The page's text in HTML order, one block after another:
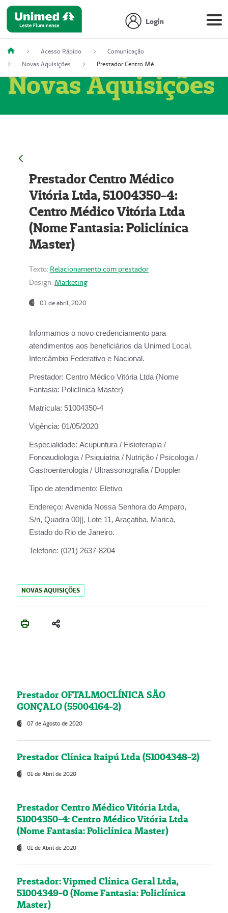
Login
Acesso Rápido
Comunicação
Novas Aquisições
Prestador Centro Médico Vitória Ltda, 51004350-4: Centro Médico Vitória Ltda (Nome Fantasia: Policlínica Master)
Novas Aquisições
Prestador Centro Médico
Vitória Ltda, 51004350-4:
Centro Médico Vitória Ltda
(Nome Fantasia: Policlínica
Master)
Texto: Relacionamento com prestador
Design: Marketing
01 de abril, 2020
Informamos o novo credenciamento para
atendimentos aos beneficiários da Unimed Local,
Intercâmbio Federativo e Nacional.
Prestador: Centro Médico Vitória Ltda (Nome
Fantasia: Policlínica Master)
Matrícula: 51004350-4
Vigência: 01/05/2020
Especialidade: Acupuntura / Fisioterapia /
Fonoaudiologia / Psiquiatria / Nutrição / Psicologia /
Gastroenterologia / Ultrassonografia / Doppler
Tipo de atendimento: Eletivo
Endereço: Avenida Nossa Senhora do Amparo,
S/n, Quadra 00||, Lote 11, Araçatiba, Maricá,
Estado do Rio de Janeiro.
Telefone: (021) 2637-8204
NOVAS AQUISIÇÕES
Prestador OFTALMOCLÍNICA SÃO
GONÇALO (55004164-2)
07 de Agosto de 2020
Prestador Clínica Itaipú Ltda (51004348-2)
01 de Abril de 2020
Prestador Centro Médico Vitória Ltda,
51004350-4: Centro Médico Vitória Ltda
(Nome Fantasia: Policlínica Master)
01 de Abril de 2020
Prestador: Vipmed Clínica Geral Ltda,
51004349-0 (Nome Fantasia: Policlínica
Master)